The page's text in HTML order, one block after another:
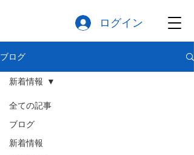
ログイン
ブログ
全ての記事
ブログ
新着情報
新着情報